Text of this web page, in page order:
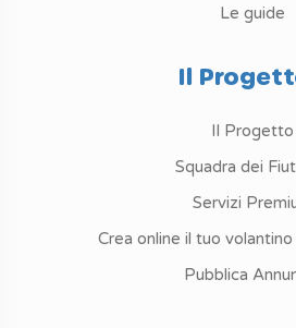
Le guide
Il
Il Progetto
Squadra dei
Servizi
Crea online il tuo
Pubblica